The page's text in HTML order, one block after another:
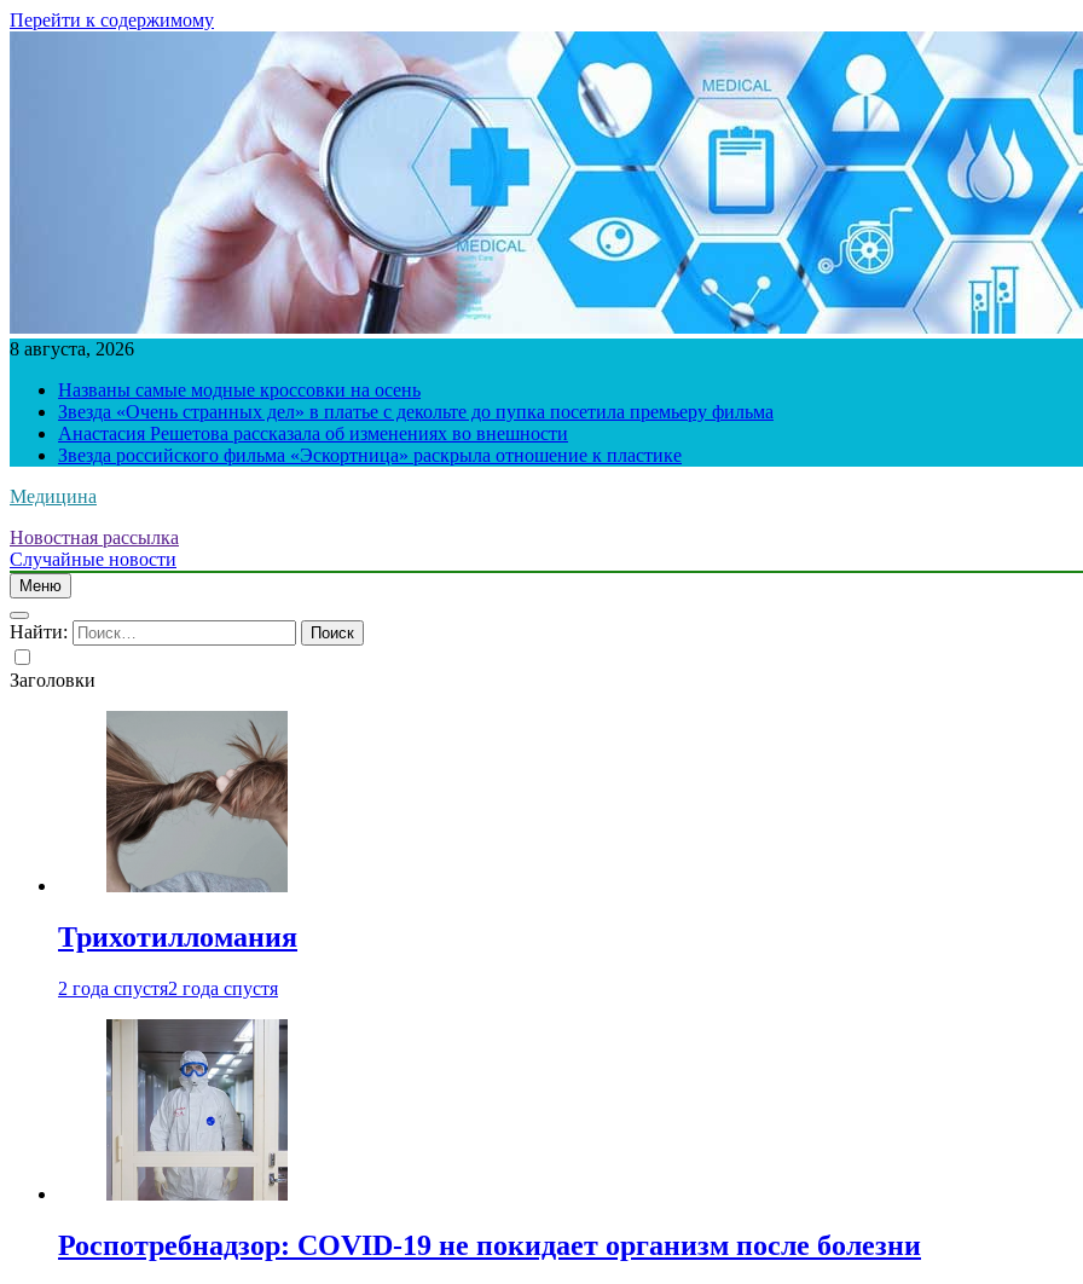
Перейти к содержимому
8 августа, 2026
Названы самые модные кроссовки на осень
Звезда «Очень странных дел» в платье с декольте до пупка посетила премьеру фильма
Анастасия Решетова рассказала об изменениях во внешности
Звезда российского фильма «Эскортница» раскрыла отношение к пластике
Медицина
Новостная рассылка
Случайные новости
Меню
Найти:
Заголовки
Трихотилломания
2 года спустя2 года спустя
Роспотребнадзор: COVID-19 не покидает организм после болезни